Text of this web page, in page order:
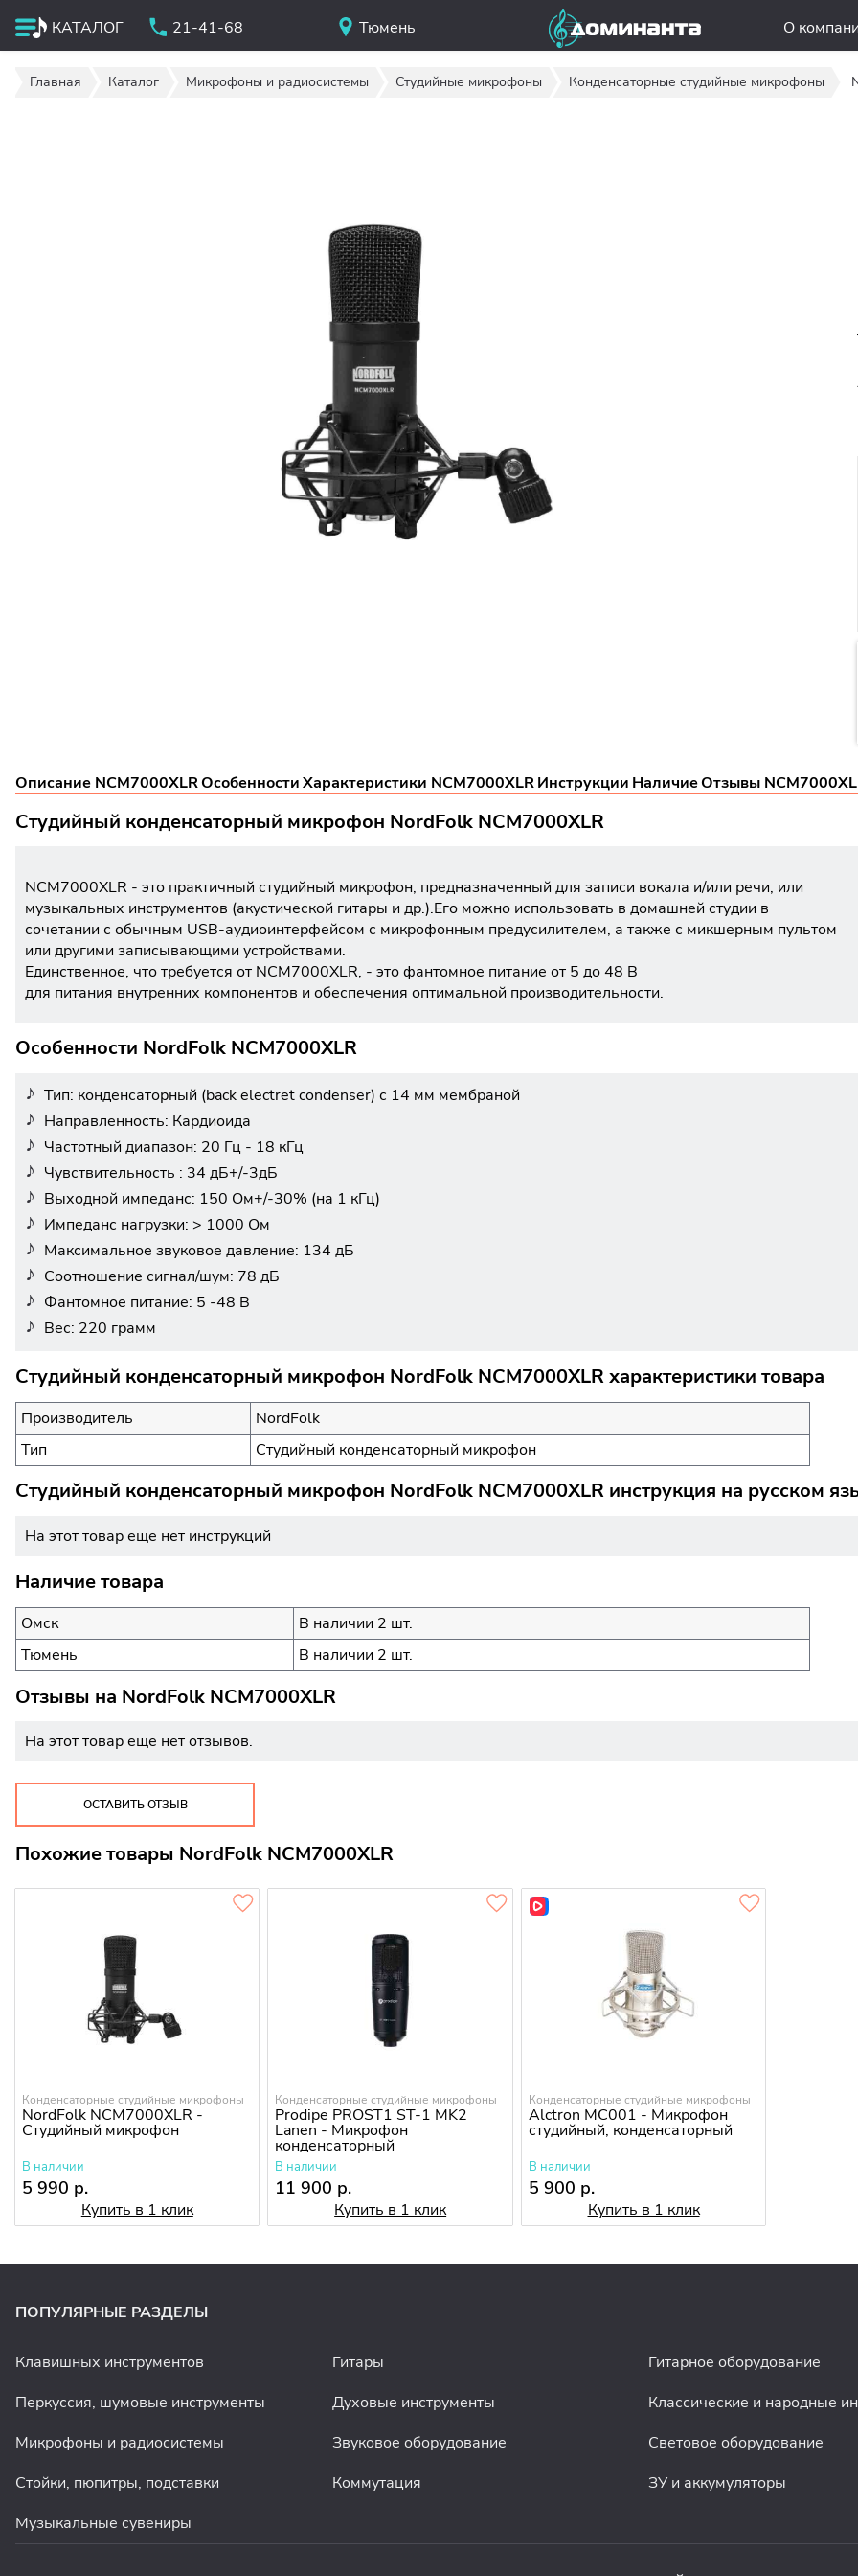
КАТАЛОГ 21-41-68 Тюмень О
Главная Каталог Микрофоны и радиосистемы Студийные микрофоны Конденсаторные студийные микрофоны
Описание NCM7000XLRОсобенностиХарактеристики NCM7000XLRИнструкции НаличиеОтзывы
Студийный конденсаторный микрофон NordFolk NCM7000XLR
NCM7000XLR - это практичный студийный микрофон, предназначенный для записи вокала и/или речи, или
музыкальных инструментов (акустической гитары и др.).Его можно использовать в домашней студии в
сочетании с обычным USB-аудиоинтерфейсом с микрофонным предусилителем, а также с микшерным пультом
или другими записывающими устройствами.
Единственное, что требуется от NCM7000XLR, - это фантомное питание от 5 до 48 В
для питания внутренних компонентов и обеспечения оптимальной производительности.
Особенности NordFolk NCM7000XLR
Тип: конденсаторный (back electret condenser) с 14 мм мембраной
Направленность: Кардиоида
Частотный диапазон: 20 Гц - 18 кГц
Чувствительность : 34 дБ+/-3дБ
Выходной импеданс: 150 Ом+/-30% (на 1 кГц)
Импеданс нагрузки: > 1000 Ом
Максимальное звуковое давление: 134 дБ
Соотношение сигнал/шум: 78 дБ
Фантомное питание: 5 -48 В
Вес: 220 грамм
Студийный конденсаторный микрофон NordFolk NCM7000XLR характеристики товара
Производитель
NordFolk
Тип
Студийный конденсаторный микрофон
Студийный конденсаторный микрофон NordFolk NCM7000XLR инструкция на русском
На этот товар еще нет инструкций
Наличие товара
Омск
В наличии 2 шт.
Тюмень
В наличии 2 шт.
Отзывы на NordFolk NCM7000XLR
На этот товар еще нет отзывов.
ОСТАВИТЬ ОТЗЫВ
Похожие товары NordFolk NCM7000XLR
Конденсаторные студийные микрофоны
NordFolk NCM7000XLR -
Студийный микрофон
В наличии
5 990 р.
Купить в 1 клик
Конденсаторные студийные микрофоны
Prodipe PROST1 ST-1 MK2
Lanen - Микрофон
конденсаторный
В наличии
11 900 р.
Купить в 1 клик
Конденсаторные студийные микрофоны
Alctron MC001 - Микрофон
студийный, конденсаторный
В наличии
5 900 р.
Купить в 1 клик
ПОПУЛЯРНЫЕ РАЗДЕЛЫ
Клавишных инструментов Гитары
Гитарное оборудование
Перкуссия, шумовые инструменты
Духовые инструменты
Классические и народные
Микрофоны и радиосистемы
Звуковое оборудование
Световое оборудование
Стойки, пюпитры, подставки
Коммутация
ЗУ и аккумуляторы
Музыкальные сувениры